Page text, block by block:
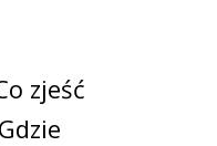
zjeść
Gdzie